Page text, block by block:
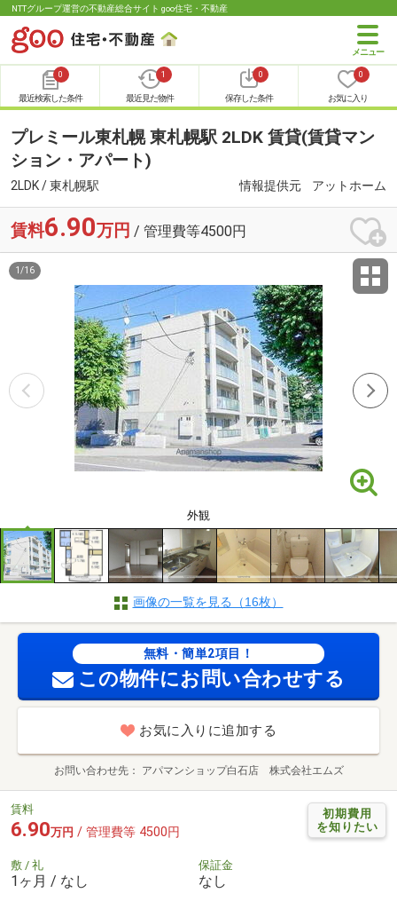
NTTグループ運営の不動産総合サイト goo住宅・不動産
0
最近検索した条件
1
最近見た物件
0
保存した条件
0
お気に入り
プレミール東札幌 東札幌駅 2LDK 賃貸(賃貸マン
ション・アパート)
2LDK / 東札幌駅 情報提供元 アットホーム
賃料6.90万円 / 管理費等4500円
外観
1 /16
画像の一覧を見る（16枚）
無料・簡単2項目！
この物件にお問い合わせする
お気に入りに追加する
お問い合わせ先 アパマンショップ白石店 株式会社エムズ
初期費用
を知りたい
賃料
6.90万円 / 管理費等 4500円
敷 / 礼
1ヶ月 / なし
保証金
なし